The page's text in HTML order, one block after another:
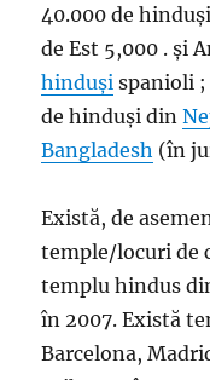
40.000 de
de Est 5,000 . și
hinduși spanioli
de hinduși din
Bangladesh (în
Există, de
temple/locuri de
templu hindus
în 2007. Există
Barcelona,